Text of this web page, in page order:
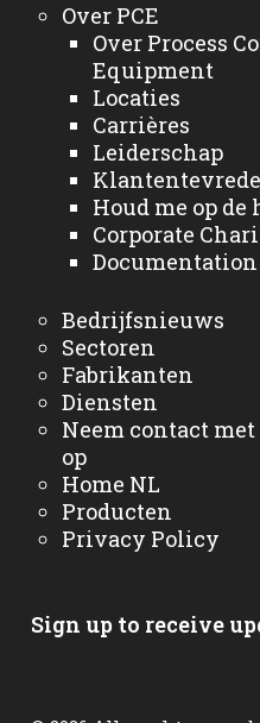
Over PCE
Over Process
Equipment
Locaties
Carrières
Leiderschap
Houd me op de
Corporate
Documentation
Bedrijfsnieuws
Sectoren
Fabrikanten
Diensten
Neem contact met
op
Home NL
Producten
Privacy Policy
Sign up to receive